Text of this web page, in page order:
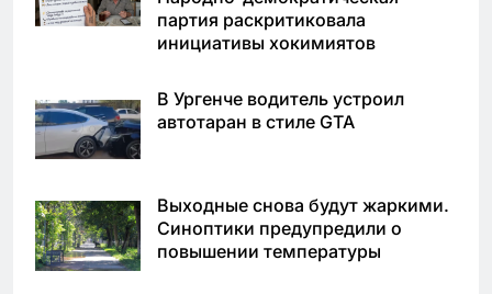
партия раскритиковала
инициативы хокимиятов
В Ургенче водитель устроил
автотаран в стиле GTA
Выходные снова будут жаркими.
Синоптики предупредили о
повышении температуры